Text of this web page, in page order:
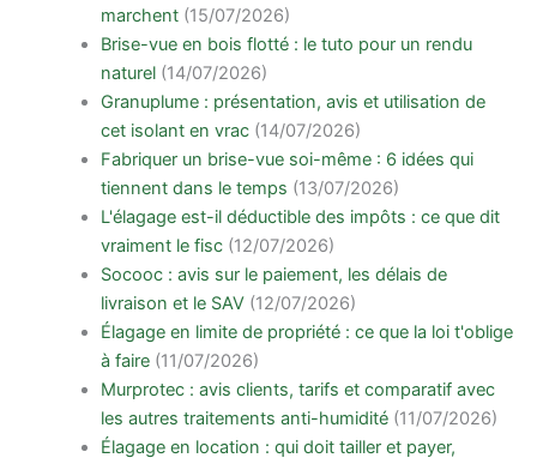
marchent (15/07/2026)
Brise-vue en bois flotté : le tuto pour un rendu
naturel (14/07/2026)
Granuplume : présentation, avis et utilisation de
cet isolant en vrac (14/07/2026)
Fabriquer un brise-vue soi-même : 6 idées qui
tiennent dans le temps (13/07/2026)
L'élagage est-il déductible des impôts : ce que dit
vraiment le fisc (12/07/2026)
Socooc : avis sur le paiement, les délais de
livraison et le SAV (12/07/2026)
Élagage en limite de propriété : ce que la loi t'oblige
à faire (11/07/2026)
Murprotec : avis clients, tarifs et comparatif avec
les autres traitements anti-humidité (11/07/2026)
Élagage en location : qui doit tailler et payer,